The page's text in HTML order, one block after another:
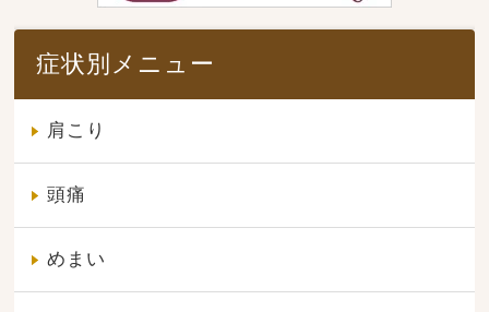
症状別メニュー
肩こり
頭痛
めまい